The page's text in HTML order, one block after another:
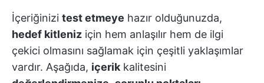
İçeriğinizi test etmeye hazır olduğunuzda,
hedef kitleniz için hem anlaşılır hem de ilgi
çekici olmasını sağlamak için çeşitli yaklaşımlar
vardır. Aşağıda, içerik kalitesini